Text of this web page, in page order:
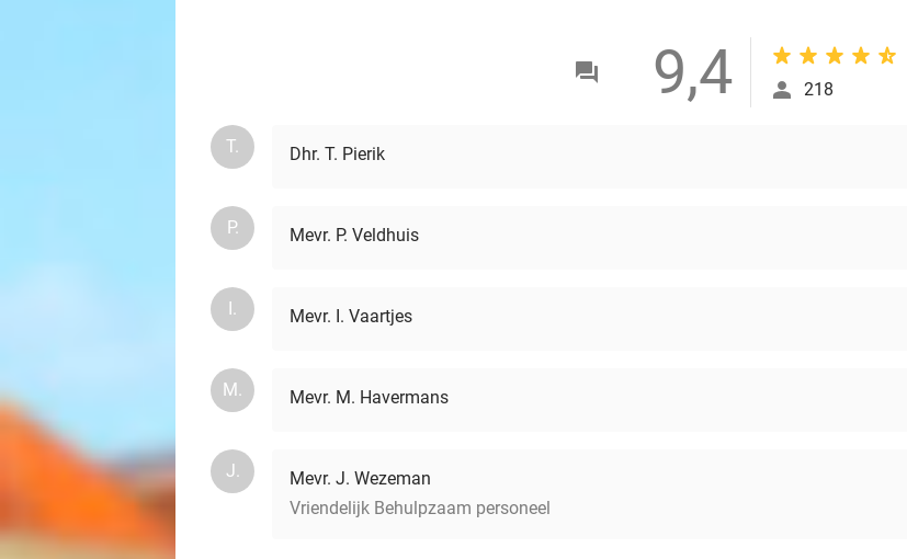
9,4 218
T. Dhr. T. Pierik
P. Mevr. P. Veldhuis
I. Mevr. I. Vaartjes
M. Mevr. M. Havermans
J.
Mevr. J. Wezeman
Vriendelijk Behulpzaam personeel